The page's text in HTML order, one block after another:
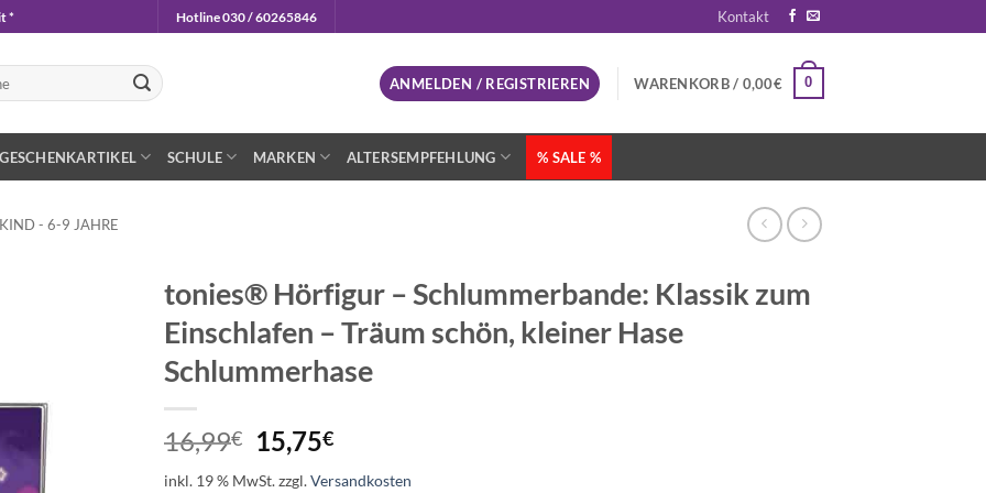
* Hotline 030 / 60265846 Kontakt
ANMELDEN / REGISTRIEREN WARENKORB / 0,00€ 0
GESCHENKARTIKEL SCHULE MARKEN ALTERSEMPFEHLUNG % SALE %
- 6-9 JAHRE
tonies® Hörfigur – Schlummerbande: Klassik zum
Einschlafen – Träum schön, kleiner Hase
Schlummerhase
16,99€
Ursprünglicher
Preis
15,75€Aktueller
inkl. 19 % MwSt.zzgl.Versandkosten